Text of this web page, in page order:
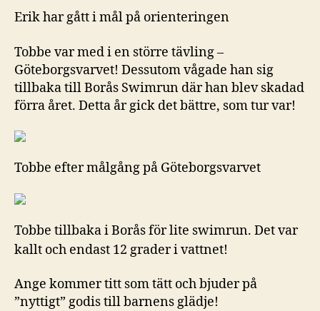
Erik har gått i mål på orienteringen
Tobbe var med i en större tävling –
Göteborgsvarvet! Dessutom vågade han sig
tillbaka till Borås Swimrun där han blev skadad
förra året. Detta år gick det bättre, som tur var!
Tobbe efter målgång på Göteborgsvarvet
Tobbe tillbaka i Borås för lite swimrun. Det var
kallt och endast 12 grader i vattnet!
Ange kommer titt som tätt och bjuder på
”nyttigt” godis till barnens glädje!